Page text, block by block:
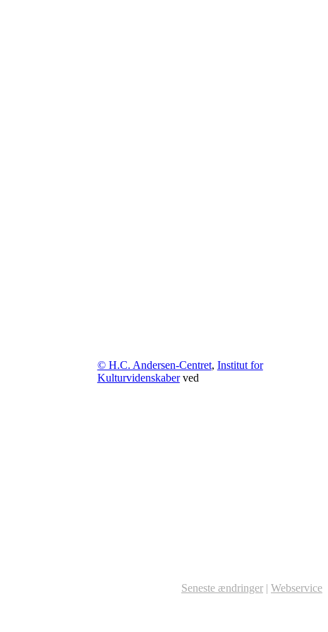
© H.C. Andersen-Centret, Institut for
Kulturvidenskaberved
Seneste ændringer | Webservice